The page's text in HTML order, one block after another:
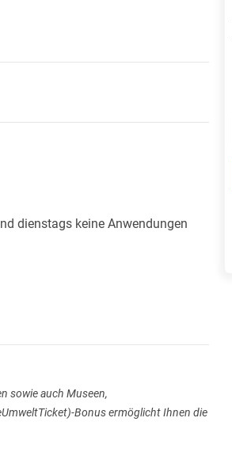
dienstags keine Anwendungen
sowie auch Museen,
Bonus ermöglicht Ihnen die